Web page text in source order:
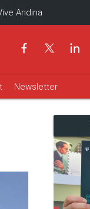
Andina
Newsletter